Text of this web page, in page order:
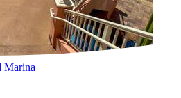
Marina